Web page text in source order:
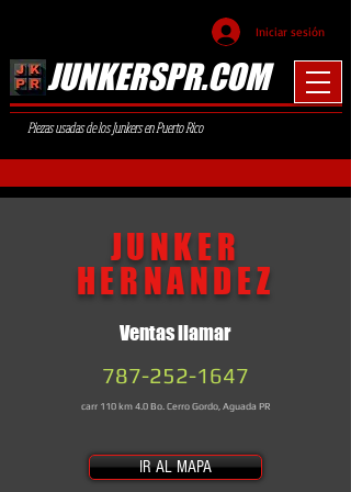
Iniciar sesión
JUNKERSPR.COM
Piezas usadas de los Junkers en Puerto Rico
JUNKER
HERNANDEZ
Ventas llamar
787-252-1647
carr 110 km 4.0 Bo. Cerro Gordo, Aguada PR
IR AL MAPA